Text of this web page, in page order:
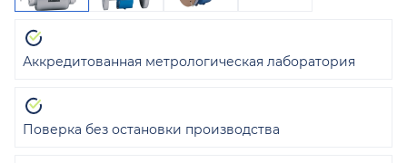
Аккредитованная метрологическая лаборатория
Поверка без остановки производства